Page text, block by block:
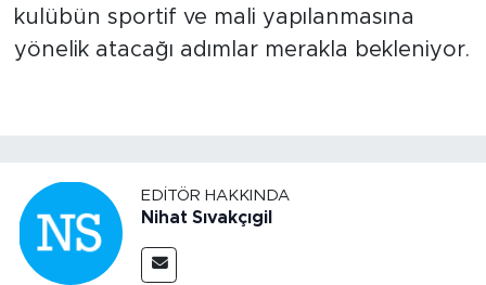
kulübün sportif ve mali yapılanmasına
yönelik atacağı adımlar merakla bekleniyor.
EDITÖR HAKKINDA
Nihat Sıvakçıgil